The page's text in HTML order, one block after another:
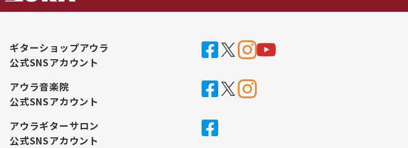
ギターショップアウラ
公式SNSアカウント
アウラ音楽院
公式SNSアカウント
アウラギターサロン
公式SNSアカウント